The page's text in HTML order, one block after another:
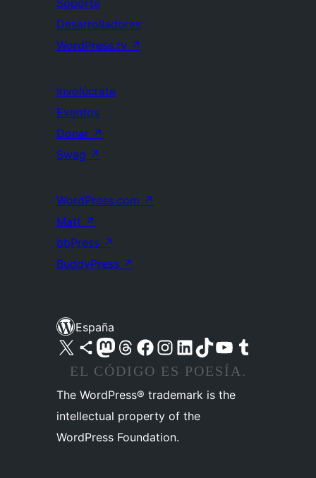
Soporte
Desarrolladores
WordPress.tv ↗
Involúcrate
Eventos
Donar ↗
Swag ↗
WordPress.com ↗
Matt ↗
bbPress ↗
BuddyPress ↗
España
Visita nuestra cuenta de X (anteriormente Twitter)
Visita nuestra cuenta de Bluesky
Visita nuestra cuenta de Mastodon
Visita nuestra cuenta de Threads
Visita nuestra página de Facebook
Visita nuestra cuenta de Instagram
Visita nuestra cuenta de LinkedIn
Visita nuestra cuenta de TikTok
Visita nuestro canal de YouTube
Visita nuestra cuenta de Tumblr
EL CÓDIGO ES POESÍA.
The WordPress® trademark is the
intellectual property of the
WordPress Foundation.